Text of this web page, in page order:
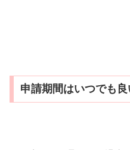
申請期間はいつでも良